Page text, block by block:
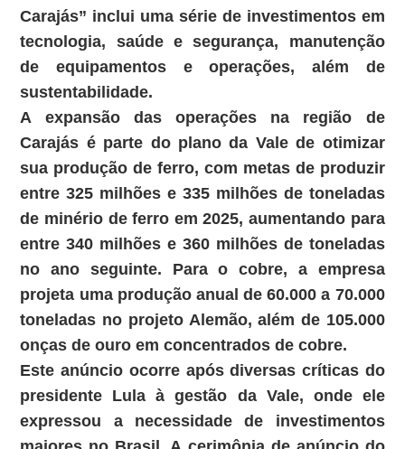
Carajás” inclui uma série de investimentos em
tecnologia, saúde e segurança, manutenção
de equipamentos e operações, além de
sustentabilidade.
A expansão das operações na região de
Carajás é parte do plano da Vale de otimizar
sua produção de ferro, com metas de produzir
entre 325 milhões e 335 milhões de toneladas
de minério de ferro em 2025, aumentando para
entre 340 milhões e 360 milhões de toneladas
no ano seguinte. Para o cobre, a empresa
projeta uma produção anual de 60.000 a 70.000
toneladas no projeto Alemão, além de 105.000
onças de ouro em concentrados de cobre.
Este anúncio ocorre após diversas críticas do
presidente Lula à gestão da Vale, onde ele
expressou a necessidade de investimentos